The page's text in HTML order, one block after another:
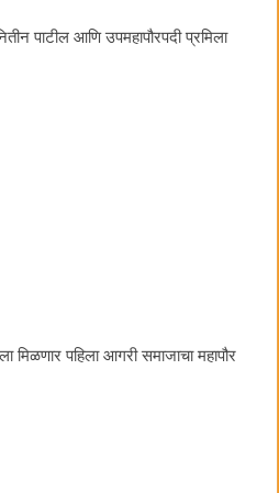
पाटील आणि उपमहापौरपदी प्रमिला
मिळणार पहिला आगरी समाजाचा महापौर